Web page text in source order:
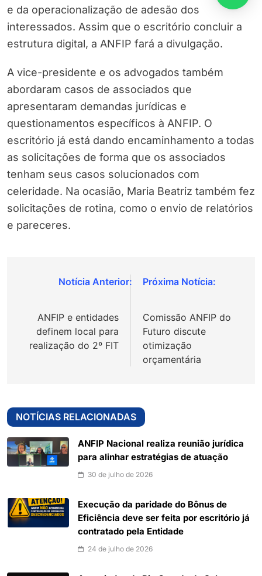
e da operacionalização de adesão dos
interessados. Assim que o escritório concluir a
estrutura digital, a ANFIP fará a divulgação.
A vice-presidente e os advogados também
abordaram casos de associados que
apresentaram demandas jurídicas e
questionamentos específicos à ANFIP. O
escritório já está dando encaminhamento a todas
as solicitações de forma que os associados
tenham seus casos solucionados com
celeridade. Na ocasião, Maria Beatriz também fez
solicitações de rotina, como o envio de relatórios
e pareceres.
Navegação
Post
ANFIP e entidades
definem local para
realização do 2º FIT
Comissão ANFIP do
Futuro discute
otimização
orçamentária
NOTÍCIAS RELACIONADAS
ANFIP Nacional realiza reunião jurídica
para alinhar estratégias de atuação
30 de julho de 2026
Execução da paridade do Bônus de
Eficiência deve ser feita por escritório já
contratado pela Entidade
24 de julho de 2026